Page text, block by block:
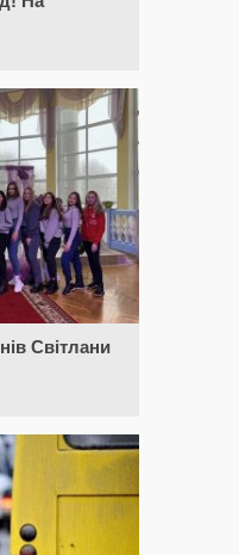
Світлани